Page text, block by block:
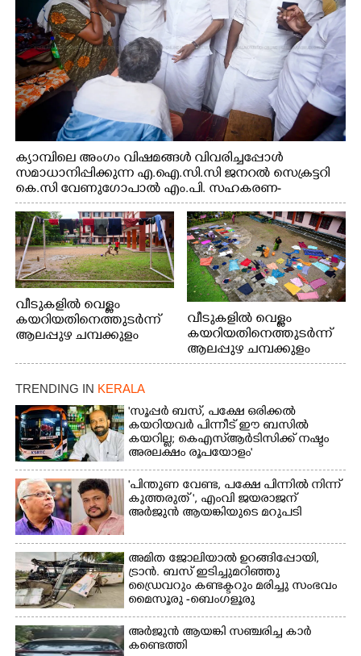
ക്യാമ്പിലെ അംഗം വിഷമങ്ങൾ വിവരിച്ചപ്പോൾ
സമാധാനിപ്പിക്കുന്ന എ.ഐ.സി.സി ജനറൽ സെക്രട്ടറി
കെ.സി വേണുഗോപാൽ എം.പി. സഹകരണ-
എക്സൈസ് വകുപ്പ് മന്ത്രി എം. ലിജു, എന്നിവർ
വീടുകളിൽ വെള്ളം
കയറിയതിനെത്തുടർന്ന്
ആലപ്പുഴ ചമ്പക്കുളം
പോരൂക്കര സെൻട്രൽ
സ്കൂളിലെ ദുരിതാശ്വാസ
ക്യാമ്പിലെത്തിയവർ
വസ്ത്രങ്ങൾ
ഉണക്കാനിട്ടിരിക്കുന്ന
ഗോൾപോസ്റ്റിന് മുന്നിൽ
ഫുട്ബോൾ കളികളിൽ
ഏർപ്പെട്ടിരിക്കുന്ന
കുട്ടികൾ
വീടുകളിൽ വെള്ളം
കയറിയതിനെത്തുടർന്ന്
ആലപ്പുഴ ചമ്പക്കുളം
ഫാദർ തോമസ്
ക്യാമ്പിലെത്തിയവർ മഴ
മാറിനിന്ന ഇടവേളയിൽ
ക്യാമ്പ് പരിസരത്ത്
വസ്ത്രങ്ങൾ
ഉണക്കാനിടുന്ന കാഴ്ച.
TRENDING IN KERALA
'സൂപ്പർ ബസ്, പക്ഷേ ഒരിക്കൽ
കയറിയവർ പിന്നീട് ഈ ബസിൽ
കയറില്ല; കെഎസ്ആർടിസിക്ക് നഷ്ടം
അരലക്ഷം രൂപയോളം'
"പിന്തുണ വേണ്ട,​ പക്ഷേ പിന്നിൽ നിന്ന്
കുത്തരുത് ", എംവി ജയരാജന്
അർജുൻ ആയങ്കിയുടെ മറുപടി
അമിത ജോലിയാൽ ഉറങ്ങിപ്പോയി,
ട്രാൻ. ബസ് ഇടിച്ചുമറിഞ്ഞു
ഡ്രൈവറും കണ്ടക്ടറും മരിച്ചു സംഭവം
മൈസൂരു -ബെംഗളൂരു
ദേശീയപാതയിൽ 20 പേർക്ക് പരിക്ക്,
നാലു പേരുടെ നില ഗുരുതരം
അർജുൻ ആയങ്കി സഞ്ചരിച്ച കാർ
കണ്ടെത്തി